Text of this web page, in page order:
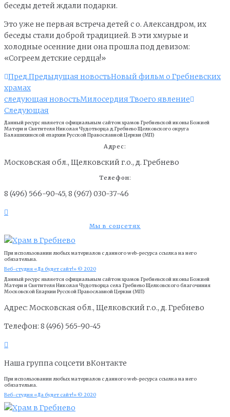
беседы детей ждали подарки.
Это уже не первая встреча детей с о. Александром, их
беседы стали доброй традицией. В эти хмурые и
холодные осенние дни она прошла под девизом:
«Согреем детские сердца!»
Пред.Предыдущая новостьНовый фильм о Гребневских
храмах
следующая новостьМилосердия Твоего явление
Следующая
Данный ресурс является официальным сайтом храмов Гребневской иконы Божией
Матери и Cвятителя Николая Чудотворца д.Гребнево Щелковского округа
Балашихинской епархии Русской Православной Церкви (МП)
Адрес:
Московская обл., Щелковский г.о., д. Гребнево
Телефон:
8 (496) 566-90-45, 8 (967) 030-37-46
Мы в соцсетях
При использовании любых материалов с данного web-ресурса ссылка на него
обязательна.
Веб-студия «Да будет сайт!» © 2020
Данный ресурс является официальным сайтом храмов Гребневской иконы Божией
Матери и Cвятителя Николая Чудотворца села Гребнево Щелковского благочиния
Московской Епархии Русской Православной Церкви (МП)
Адрес: Московская обл., Щелковский г.о., д. Гребнево
Телефон: 8 (496) 565-90-45
Наша группа соцсети вКонтакте
При использовании любых материалов с данного web-ресурса ссылка на него
обязательна.
Веб-студия «Да будет сайт!» © 2020